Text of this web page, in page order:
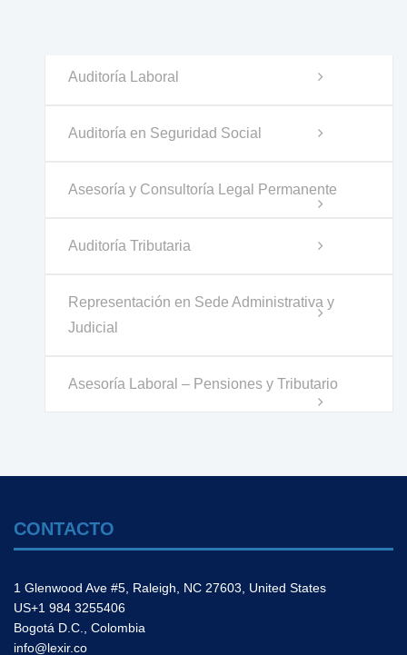
Auditoría Laboral
Auditoría en Seguridad Social
Asesoría y Consultoría Legal Permanente
Auditoría Tributaria
Representación en Sede Administrativa y
Judicial
Asesoría Laboral – Pensiones y Tributario
CONTACTO
1 Glenwood Ave #5, Raleigh, NC 27603, United States
US+1 984 3255406
Bogotá D.C., Colombia
info@lexir.co